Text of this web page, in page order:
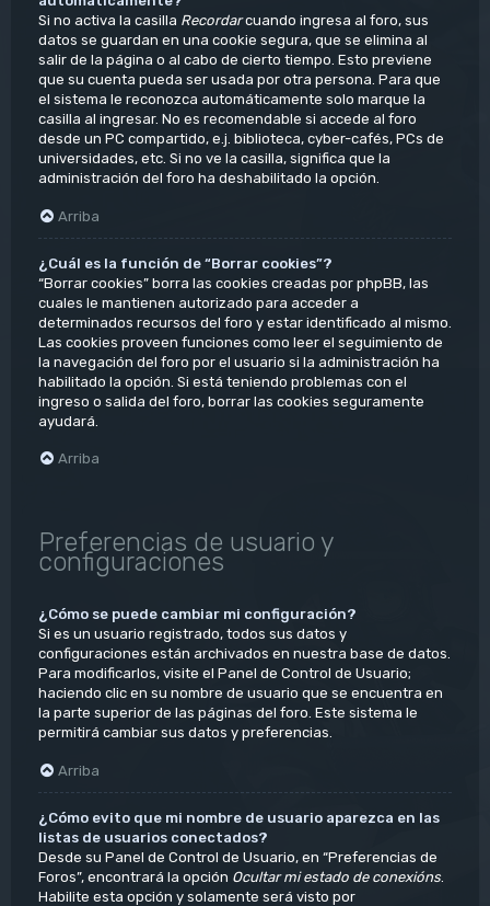
Si no activa la casilla Recordarcuando ingresa al foro, sus
datos se guardan en una cookie segura, que se elimina al
salir de la página o al cabo de cierto tiempo. Esto previene
que su cuenta pueda ser usada por otra persona. Para que
el sistema le reconozca automáticamente solo marque la
casilla al ingresar. No es recomendable si accede al foro
desde un PC compartido, e.j. biblioteca, cyber-cafés, PCs de
universidades, etc. Si no ve la casilla, significa que la
administración del foro ha deshabilitado la opción.
Arriba
¿Cuál es la función de “Borrar cookies”?
“Borrar cookies” borra las cookies creadas por phpBB, las
cuales le mantienen autorizado para acceder a
determinados recursos del foro y estar identificado al mismo.
Las cookies proveen funciones como leer el seguimiento de
la navegación del foro por el usuario si la administración ha
habilitado la opción. Si está teniendo problemas con el
ingreso o salida del foro, borrar las cookies seguramente
ayudará.
Arriba
Preferencias de usuario y
configuraciones
¿Cómo se puede cambiar mi configuración?
Si es un usuario registrado, todos sus datos y
configuraciones están archivados en nuestra base de datos.
Para modificarlos, visite el Panel de Control de Usuario;
haciendo clic en su nombre de usuario que se encuentra en
la parte superior de las páginas del foro. Este sistema le
permitirá cambiar sus datos y preferencias.
Arriba
¿Cómo evito que mi nombre de usuario aparezca en las
listas de usuarios conectados?
Desde su Panel de Control de Usuario, en “Preferencias de
Foros”, encontrará la opción Ocultar mi estado de conexións.
Habilite esta opción y solamente será visto por